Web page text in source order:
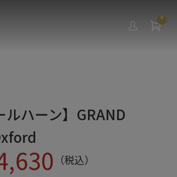
0
ルハーン】GRAND
（税込）